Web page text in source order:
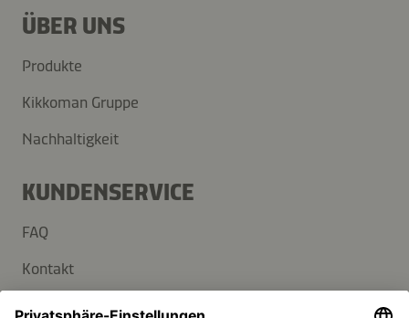
ÜBER UNS
Produkte
Kikkoman Gruppe
Nachhaltigkeit
KUNDENSERVICE
FAQ
Kontakt
Newsletter